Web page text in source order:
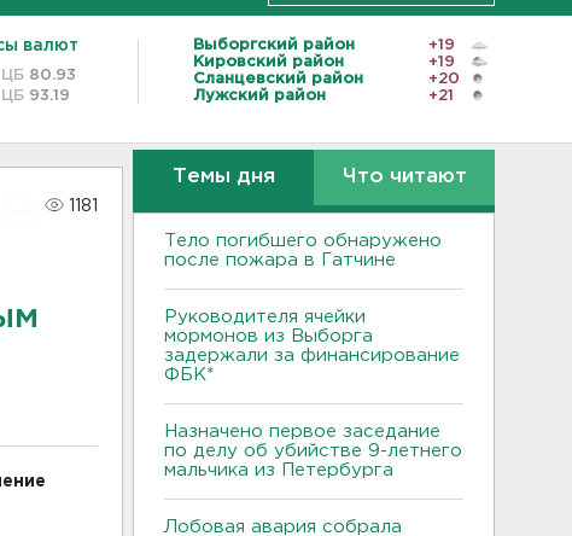
валют
ЦБ 80.93
ЦБ 93.19
Выборгский район
+19
Кировский район
+19
Сланцевский район
+20
Лужский район
+21
1181
Темы дня Что читают
Тело погибшего обнаружено
после пожара в Гатчине
Руководителя ячейки
мормонов из Выборга
задержали за финансирование
ФБК*
Назначено первое заседание
по делу об убийстве 9-летнего
мальчика из Петербурга
Лобовая авария собрала